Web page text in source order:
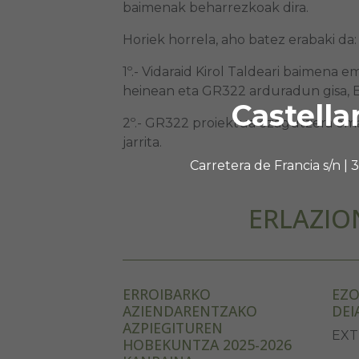
Carretera de Francia s/n |
baimenak beharrezkoak dira.
Horiek horrela, aho batez erabaki da:
1º.- Vidaraid Kirol Taldeari baimena
heinean eta GR322 arduradun
2º.- GR322 proiektua ezagutzera
jarrita.
ERROIBARKO
AZIENDARENTZAKO
AZPIEGITUREN
HOBEKUNTZA 2025-2026